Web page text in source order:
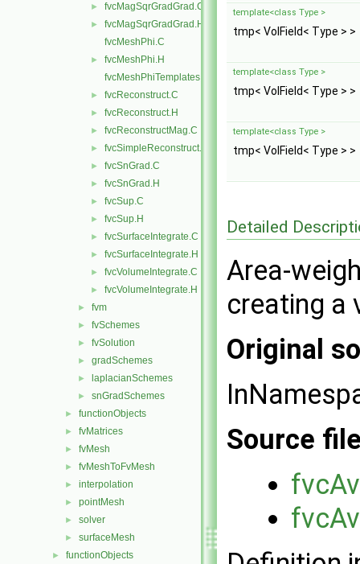
► fvcMagSqrGradGrad.C
►
fvcMagSqrGradGrad.H
fvcMeshPhi.C
►
fvcMeshPhi.H
fvcMeshPhiTemplates.C
► fvcReconstruct.C
► fvcReconstruct.H
► fvcReconstructMag.C
► fvcSimpleReconstruct.C
► fvcSnGrad.C
► fvcSnGrad.H
► fvcSup.C
► fvcSup.H
► fvcSurfaceIntegrate.C
► fvcSurfaceIntegrate.H
► fvcVolumeIntegrate.C
► fvcVolumeIntegrate.H
► fvm
► fvSchemes
► fvSolution
► gradSchemes
► laplacianSchemes
► snGradSchemes
► functionObjects
► fvMatrices
► fvMesh
► fvMeshToFvMesh
► interpolation
► pointMesh
► solver
► surfaceMesh
► functionObjects
template<class Type >
tmp< VolField< Type > >
template<class Type >
tmp< VolField< Type > >
template<class Type >
tmp< VolField< Type > >
Detailed
Area-
creating a
Original
Source